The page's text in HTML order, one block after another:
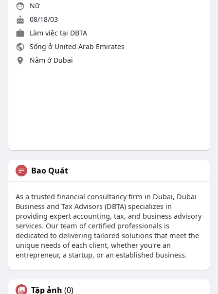
Nữ
08/18/03
Làm việc tại DBTA
Sống ở United Arab Emirates
Nằm ở Dubai
Bao Quát
As a trusted financial consultancy firm in Dubai, Dubai
Business and Tax Advisors (DBTA) specializes in
providing expert accounting, tax, and business advisory
services. Our team of certified professionals is
dedicated to delivering tailored solutions that meet the
unique needs of each client, whether you're an
entrepreneur, a startup, or an established business.
Tập ảnh (0)